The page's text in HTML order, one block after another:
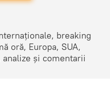
breaking
oră, Europa, SUA,
analize și comentarii